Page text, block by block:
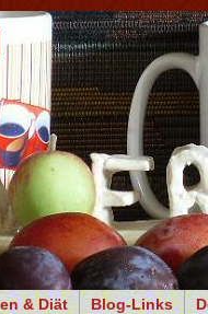
& Diät Blog-Links